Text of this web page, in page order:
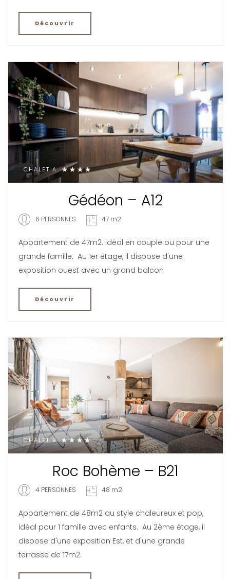
Découvrir
CHALET A
Gédéon – A12
6 PERSONNES 47 m2
Appartement de 47m2. idéal en couple ou pour une
grande famille. Au 1er étage, il dispose d'une
exposition ouest avec un grand balcon
Découvrir
CHALET B
Roc Bohème – B21
4 PERSONNES 48 m2
Appartement de 48m2 au style chaleureux et pop,
idéal pour 1 famille avec enfants. Au 2ème étage, il
dispose d'une exposition Est, et d'une grande
terrasse de 17m2.